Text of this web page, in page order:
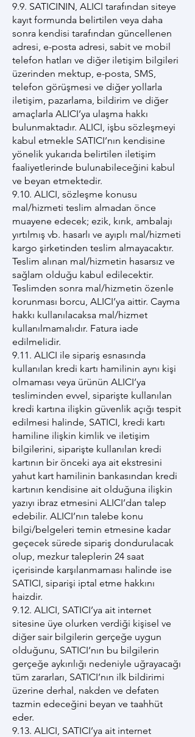
9.9. SATICININ, ALICI tarafından siteye
kayıt formunda belirtilen veya daha
sonra kendisi tarafından güncellenen
adresi, e-posta adresi, sabit ve mobil
telefon hatları ve diğer iletişim bilgileri
üzerinden mektup, e-posta, SMS,
telefon görüşmesi ve diğer yollarla
iletişim, pazarlama, bildirim ve diğer
amaçlarla ALICI’ya ulaşma hakkı
bulunmaktadır. ALICI, işbu sözleşmeyi
kabul etmekle SATICI’nın kendisine
yönelik yukarıda belirtilen iletişim
faaliyetlerinde bulunabileceğini kabul
ve beyan etmektedir.
9.10. ALICI, sözleşme konusu
mal/hizmeti teslim almadan önce
muayene edecek; ezik, kırık, ambalajı
yırtılmış vb. hasarlı ve ayıplı mal/hizmeti
kargo şirketinden teslim almayacaktır.
Teslim alınan mal/hizmetin hasarsız ve
sağlam olduğu kabul edilecektir.
Teslimden sonra mal/hizmetin özenle
korunması borcu, ALICI’ya aittir. Cayma
hakkı kullanılacaksa mal/hizmet
kullanılmamalıdır. Fatura iade
edilmelidir.
9.11. ALICI ile sipariş esnasında
kullanılan kredi kartı hamilinin aynı kişi
olmaması veya ürünün ALICI’ya
tesliminden evvel, siparişte kullanılan
kredi kartına ilişkin güvenlik açığı tespit
edilmesi halinde, SATICI, kredi kartı
hamiline ilişkin kimlik ve iletişim
bilgilerini, siparişte kullanılan kredi
kartının bir önceki aya ait ekstresini
yahut kart hamilinin bankasından kredi
kartının kendisine ait olduğuna ilişkin
yazıyı ibraz etmesini ALICI’dan talep
edebilir. ALICI’nın talebe konu
bilgi/belgeleri temin etmesine kadar
geçecek sürede sipariş dondurulacak
olup, mezkur taleplerin 24 saat
içerisinde karşılanmaması halinde ise
SATICI, siparişi iptal etme hakkını
haizdir.
9.12. ALICI, SATICI’ya ait internet
sitesine üye olurken verdiği kişisel ve
diğer sair bilgilerin gerçeğe uygun
olduğunu, SATICI’nın bu bilgilerin
gerçeğe aykırılığı nedeniyle uğrayacağı
tüm zararları, SATICI’nın ilk bildirimi
üzerine derhal, nakden ve defaten
tazmin edeceğini beyan ve taahhüt
eder.
9.13. ALICI, SATICI’ya ait internet